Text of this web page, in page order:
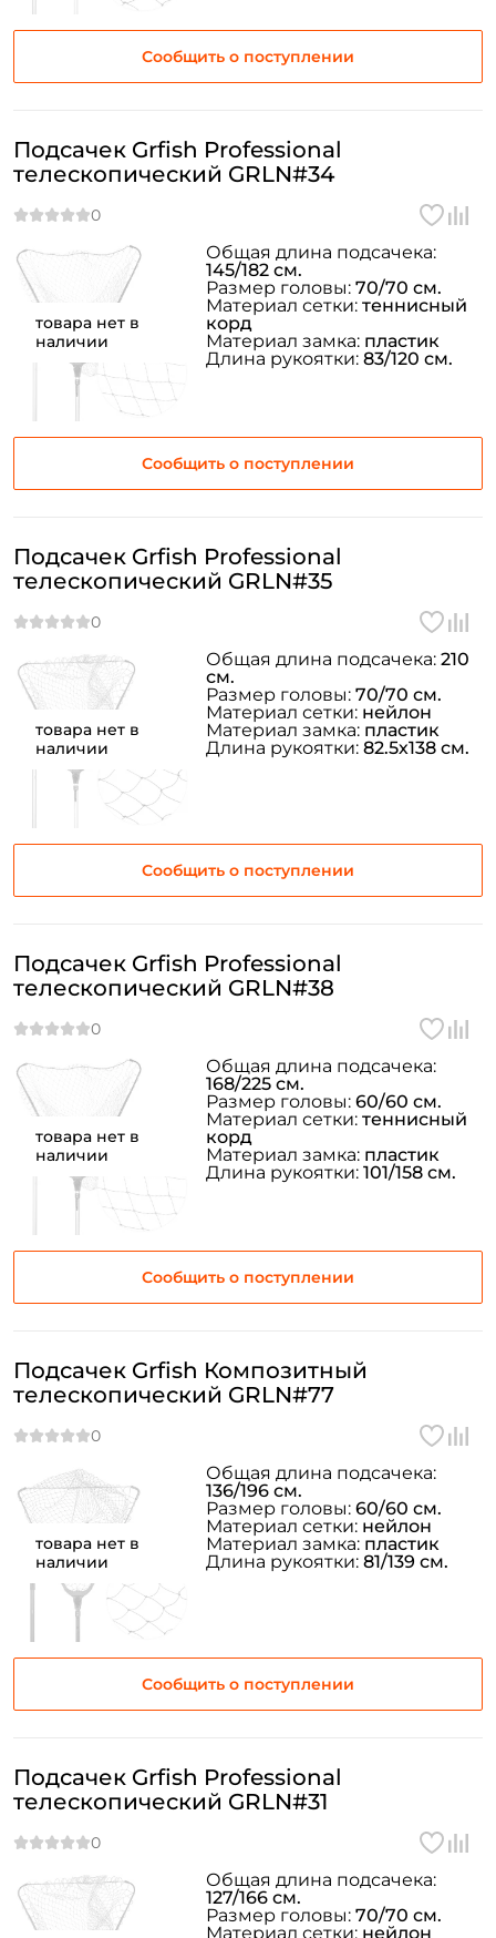
Сообщить о поступлении
товара нет в
наличии
Подсачек Grfish Professional
телескопический GRLN#34
Сообщить о поступлении
Общая длина подсачека:
145/182 см.
Размер головы: 70/70 см.
Материал сетки: теннисный
корд
Материал замка: пластик
Длина рукоятки: 83/120 см.
товара нет в
наличии
Подсачек Grfish Professional
телескопический GRLN#35
Сообщить о поступлении
Общая длина подсачека: 210
см.
Размер головы: 70/70 см.
Материал сетки: нейлон
Материал замка: пластик
Длина рукоятки: 82.5х138 см.
товара нет в
наличии
Подсачек Grfish Professional
телескопический GRLN#38
Сообщить о поступлении
Общая длина подсачека:
168/225 см.
Размер головы: 60/60 см.
Материал сетки: теннисный
корд
Материал замка: пластик
Длина рукоятки: 101/158 см.
товара нет в
наличии
Подсачек Grfish Композитный
телескопический GRLN#77
Сообщить о поступлении
Общая длина подсачека:
136/196 см.
Размер головы: 60/60 см.
Материал сетки: нейлон
Материал замка: пластик
Длина рукоятки: 81/139 см.
Подсачек Grfish Professional
телескопический GRLN#31
Общая длина подсачека:
127/166 см.
Размер головы: 70/70 см.
Материал сетки: нейлон